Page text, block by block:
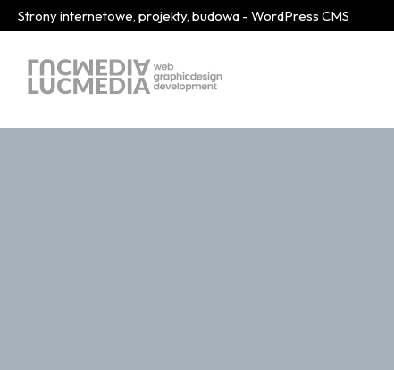
Strony internetowe, projekty, budowa - WordPress CMS